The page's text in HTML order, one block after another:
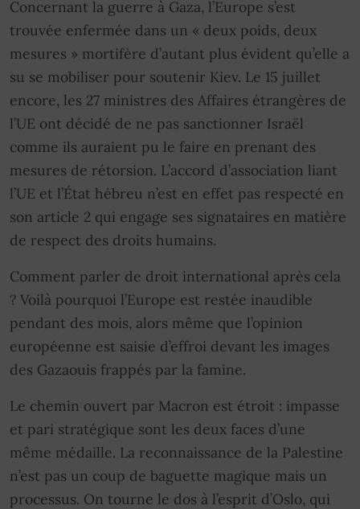
Concernant la guerre à Gaza, l’Europe s’est
trouvée enfermée dans un « deux poids, deux
mesures » mortifère d’autant plus évident qu’elle a
su se mobiliser pour soutenir Kiev. Le 15 juillet
encore, les 27 ministres des Affaires étrangères de
l’UE ont décidé de ne pas sanctionner Israël
comme ils auraient pu le faire en prenant des
mesures de rétorsion. L’accord d’association liant
l’UE et l’État hébreu n’est en effet pas respecté en
son article 2 qui engage ses signataires en matière
de respect des droits humains.
Comment parler de droit international après cela
? Voilà pourquoi l’Europe est restée inaudible
pendant des mois, alors même que l’opinion
européenne est saisie d’effroi devant les images
des Gazaouis frappés par la famine.
Le chemin ouvert par Macron est étroit : impasse
et pari stratégique sont les deux faces d’une
même médaille. La reconnaissance de la Palestine
n’est pas un coup de baguette magique mais un
processus. On tourne le dos à l’esprit d’Oslo, qui